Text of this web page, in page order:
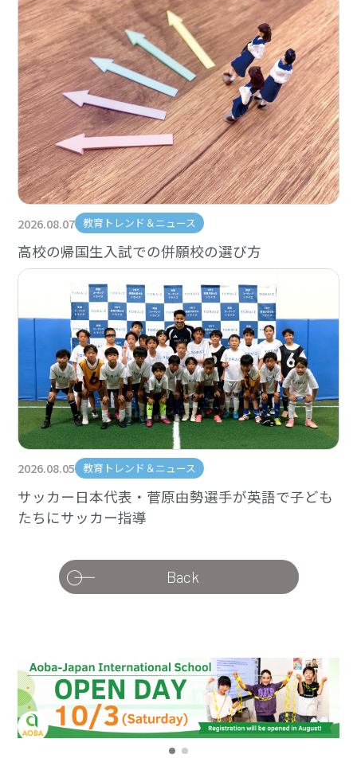
2026.08.07 教育トレンド＆ニュース
高校の帰国生入試での併願校の選び方
2026.08.05 教育トレンド＆ニュース
サッカー日本代表・菅原由勢選手が英語で子ども
たちにサッカー指導
Back